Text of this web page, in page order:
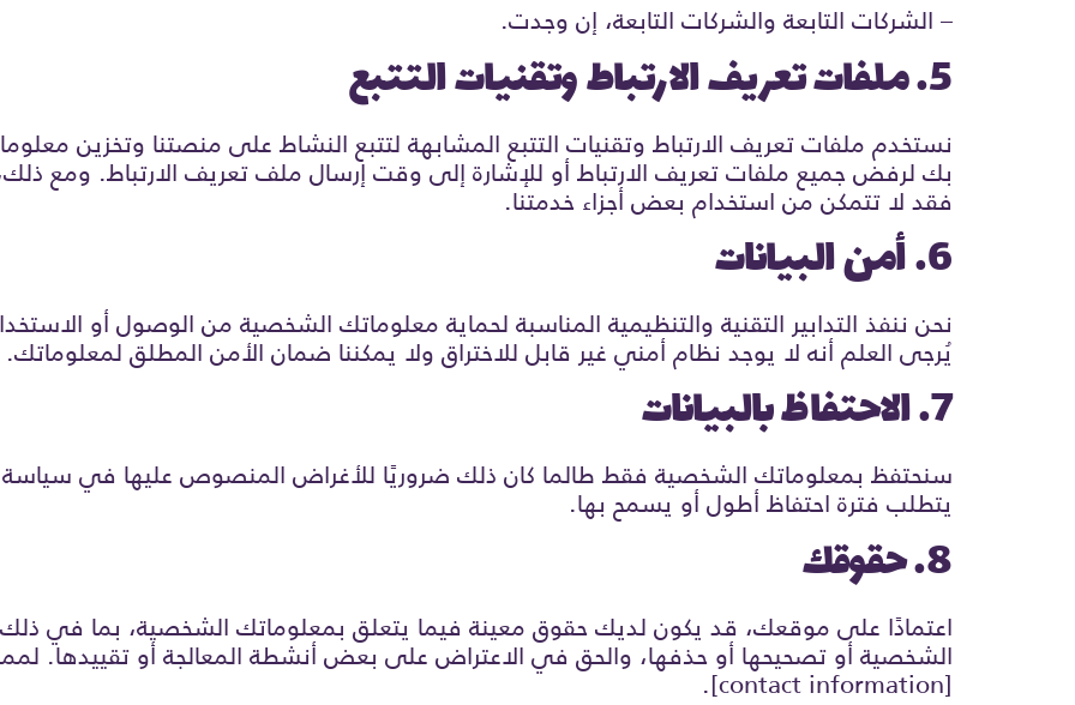
– الشركات التابعة والشركات التابعة، إن وجدت.
5. ملفات تعريف الارتباط وتقنيات التتبع
نستخدم ملفات تعريف الارتباط وتقنيات التتبع المشابهة لتتبع النشاط على منصتنا وتخزين
بك لرفض جميع ملفات تعريف الارتباط أو للإشارة إلى وقت إرسال ملف تعريف الارتباط. ومع ذلك،
فقد لا تتمكن من استخدام بعض أجزاء خدمتنا.
6. أمن البيانات
نحن ننفذ التدابير التقنية والتنظيمية المناسبة لحماية معلوماتك الشخصية من الوصول أو
يُرجى العلم أنه لا يوجد نظام أمني غير قابل للاختراق ولا يمكننا ضمان الأمن المطلق لمعلوماتك.
7. الاحتفاظ بالبيانات
سنحتفظ بمعلوماتك الشخصية فقط طالما كان ذلك ضروريًا للأغراض المنصوص عليها في سياسة
يتطلب فترة احتفاظ أطول أو يسمح بها.
8. حقوقك
اعتمادًا على موقعك، قد يكون لديك حقوق معينة فيما يتعلق بمعلوماتك الشخصية، بما في
الشخصية أو تصحيحها أو حذفها، والحق في الاعتراض على بعض أنشطة المعالجة أو تقييدها.
[contact information].